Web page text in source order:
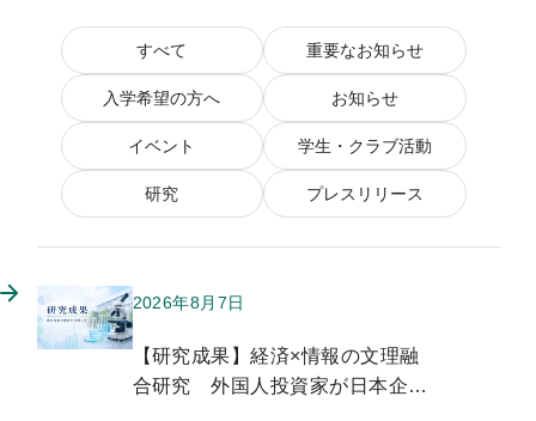
すべて 重要なお知らせ
入学希望の方へ お知らせ
イベント 学生・クラブ活動
研究 プレスリリース
2026年8月7日
このお知らせのカテゴリー
【研究成果】経済×情報の文理融
合研究 外国人投資家が日本企業